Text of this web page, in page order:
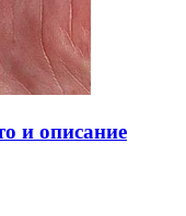
и описание